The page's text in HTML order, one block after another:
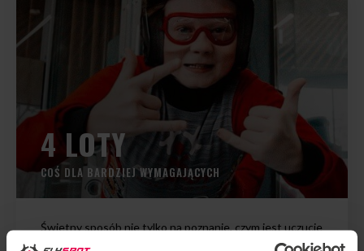
4 LOTY
COŚ DLA BARDZIEJ WYMAGAJĄCYCH
Świetny sposób nie tylko na poznanie, czym jest uczucie
swobodnego, niczym nieskrępowanego latania. To